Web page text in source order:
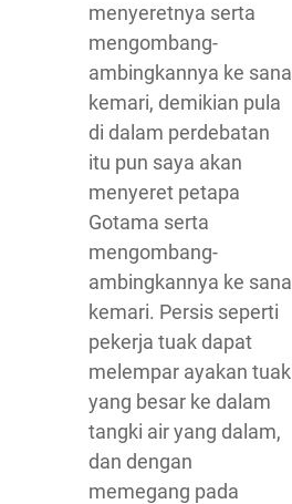
menyeretnya serta
mengombang-
ambingkannya ke sana
kemari, demikian pula
di dalam perdebatan
itu pun saya akan
menyeret petapa
Gotama serta
mengombang-
ambingkannya ke sana
kemari. Persis seperti
pekerja tuak dapat
melempar ayakan tuak
yang besar ke dalam
tangki air yang dalam,
dan dengan
memegang pada